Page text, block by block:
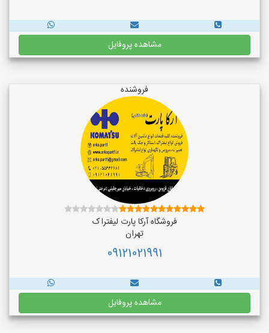
مشاهده پروفایل
فروشنده
فروشگاه آرکا پارت لیفتراک
تهران
09121021991
مشاهده پروفایل